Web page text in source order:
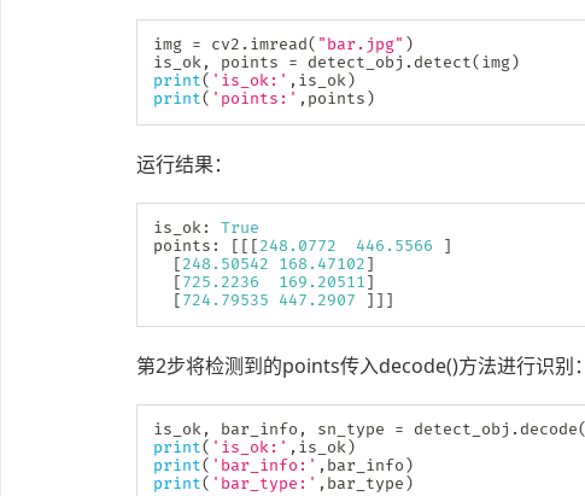
img = cv2 . imread( "bar.jpg" )
is_ok, points = detect_obj . detect( img)
print( 'is_ok:' , is_ok)
print( 'points:' , points )
运行结果：
is_ok:
True
points : [ [ [248.0772 446.5566
]
[248.50542 168.47102]
[725.2236 169.20511]
[724.79535 447.2907 ] ] ]
第2步将检测到的points传入decode()方法进行识别：
is_ok, bar_info , sn_type = detect_obj . decode(
print( 'is_ok:' , is_ok)
print( 'bar_info:' , bar_info )
print( 'bar_type:' , bar_type )